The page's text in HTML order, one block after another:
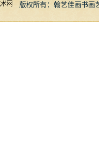
版权所有：翰艺佳画书